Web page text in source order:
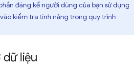
đáng kể người dùng của bạn sử dụng
kiểm tra tính năng trong quy trình
liệu